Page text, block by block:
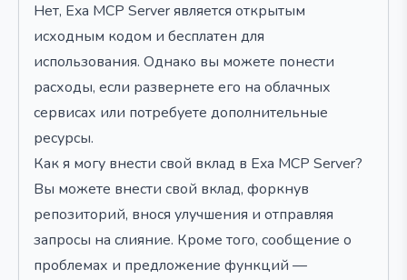
Нет, Exa MCP Server является открытым
исходным кодом и бесплатен для
использования. Однако вы можете понести
расходы, если развернете его на облачных
сервисах или потребуете дополнительные
ресурсы.
Как я могу внести свой вклад в Exa MCP Server?
Вы можете внести свой вклад, форкнув
репозиторий, внося улучшения и отправляя
запросы на слияние. Кроме того, сообщение о
проблемах и предложение функций —